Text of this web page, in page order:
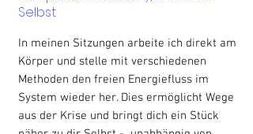
Selbst
In meinen Sitzungen arbeite ich direkt am
Körper und stelle mit verschiedenen
Methoden den freien Energiefluss im
System wieder her. Dies ermöglicht Wege
aus der Krise und bringt dich ein Stück